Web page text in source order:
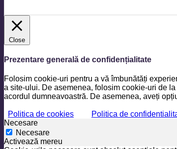
Close
Prezentare generală de confidențialitate
Folosim cookie-uri pentru a vă îmbunătăți
a site-ului. De asemenea, folosim cookie-uri de
acordul dumneavoastră. De asemenea, aveți
Politica de cookies
Politica de
Necesare
Necesare
Activează mereu